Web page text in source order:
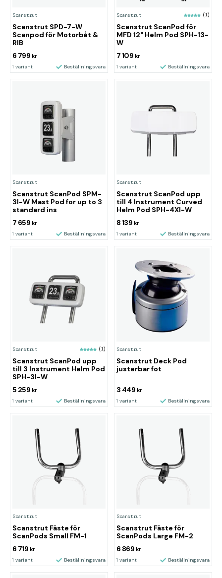
Scanstrut
Scanstrut SPD-7-W
Scanpod för Motorbåt &
RIB
6 799 kr
1 variant Beställningsvara
Scanstrut (1)
Scanstrut ScanPod för
MFD 12" Helm Pod SPH-13-
W
7 109 kr
1 variant Beställningsvara
Scanstrut
Scanstrut ScanPod SPM-
3I-W Mast Pod for up to 3
standard ins
7 659 kr
1 variant Beställningsvara
Scanstrut
Scanstrut ScanPod upp
till 4 Instrument Curved
Helm Pod SPH-4XI-W
8 139 kr
1 variant Beställningsvara
Scanstrut (1)
Scanstrut ScanPod upp
till 3 Instrument Helm Pod
SPH-3I-W
5 259 kr
1 variant Beställningsvara
Scanstrut
Scanstrut Deck Pod
justerbar fot
3 449 kr
1 variant Beställningsvara
Scanstrut
Scanstrut Fäste för
ScanPods Small FM-1
6 719 kr
1 variant Beställningsvara
Scanstrut
Scanstrut Fäste för
ScanPods Large FM-2
6 869 kr
1 variant Beställningsvara